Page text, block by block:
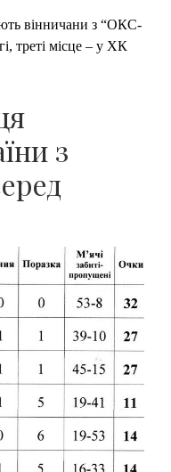
вінничани з “ОКС-
місце – у ХК
з